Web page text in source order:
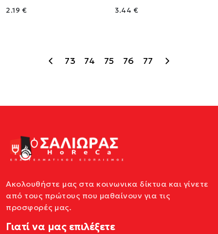
2.19 € 3.44 €
73 74 75 76 77
Ακολουθήστε μας στα κοινωνικα δίκτυα και γίνετε
από τους πρώτους που μαθαίνουν για τις
προσφορές μας.
Γιατί να μας επιλέξετε